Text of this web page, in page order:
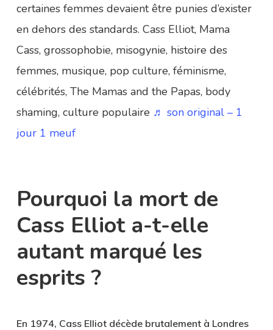
certaines femmes devaient être punies d’exister
en dehors des standards. Cass Elliot, Mama
Cass, grossophobie, misogynie, histoire des
femmes, musique, pop culture, féminisme,
célébrités, The Mamas and the Papas, body
shaming, culture populaire ♬ son original – 1
jour 1 meuf
Pourquoi la mort de
Cass Elliot a-t-elle
autant marqué les
esprits ?
En 1974, Cass Elliot décède brutalement à Londres